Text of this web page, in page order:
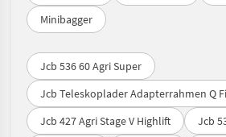
Minibagger
Jcb 536 60 Agri Super
Jcb Teleskoplader Adapterrahmen Q
Jcb 427 Agri Stage V Highlift
Jcb